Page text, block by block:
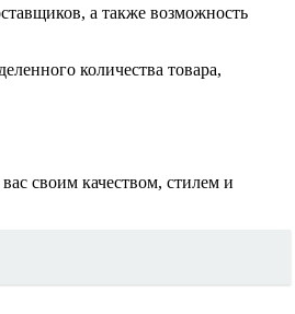
а также возможность
количества товара,
своим качеством, стилем и